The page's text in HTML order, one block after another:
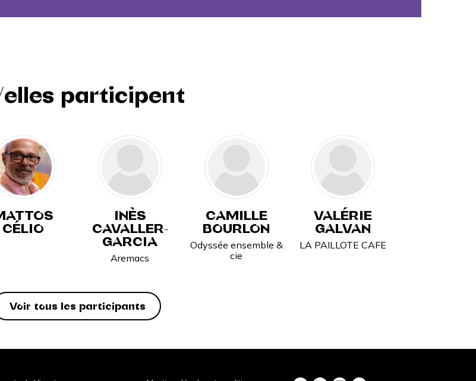
participent
CÉLIO
INÈS
CAVALLER-
GARCIA
Aremacs
CAMILLE
BOURLON
Odyssée ensemble &
cie
VALÉRIE
GALVAN
LA PAILLOTE CAFE
Voir tous les participants